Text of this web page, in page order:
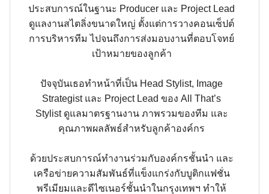
ประสบการณ์ในฐานะ Producer และ Project Lead
ดูแลงานสไตลิ่งขนาดใหญ่ ตั้งแต่การวางคอนเซ็ปต์
การบริหารทีม ไปจนถึงการส่งมอบงานที่ตอบโจทย์
เป้าหมายของลูกค้า
ปัจจุบันเธอทำหน้าที่เป็น Head Stylist, Image
Strategist และ Project Lead ของ All That’s
Stylist ดูแลมาตรฐานงาน ภาพรวมของทีม และ
คุณภาพผลลัพธ์สำหรับลูกค้าองค์กร
ด้วยประสบการณ์ทำงานร่วมกับองค์กรชั้นนำ และ
เครือข่ายความสัมพันธ์ที่แข็งแกร่งกับบูติกแฟชั่น
พรีเมียมและดีไซเนอร์ชั้นนำในกรุงเทพฯ ทำให้